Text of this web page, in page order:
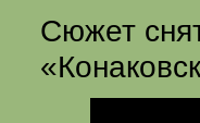
Сюжет